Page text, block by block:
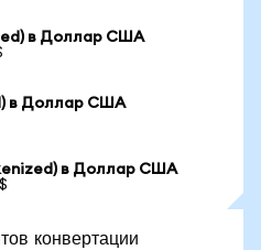
в Доллар США
в Доллар США
в Доллар США
конвертации